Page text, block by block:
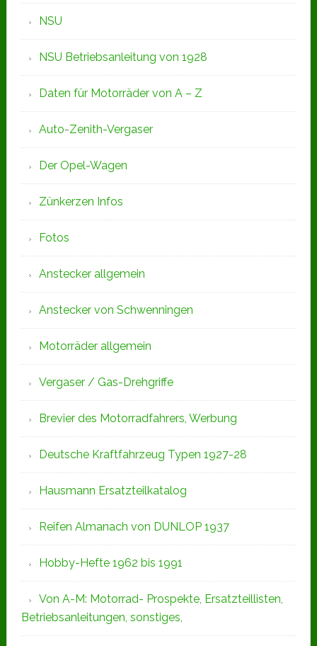
NSU
NSU Betriebsanleitung von 1928
Daten für Motorräder von A – Z
Auto-Zenith-Vergaser
Der Opel-Wagen
Zünkerzen Infos
Fotos
Anstecker allgemein
Anstecker von Schwenningen
Motorräder allgemein
Vergaser / Gas-Drehgriffe
Brevier des Motorradfahrers, Werbung
Deutsche Kraftfahrzeug Typen 1927-28
Hausmann Ersatzteilkatalog
Reifen Almanach von DUNLOP 1937
Hobby-Hefte 1962 bis 1991
Von A-M: Motorrad- Prospekte, Ersatzteillisten,
Betriebsanleitungen, sonstiges,